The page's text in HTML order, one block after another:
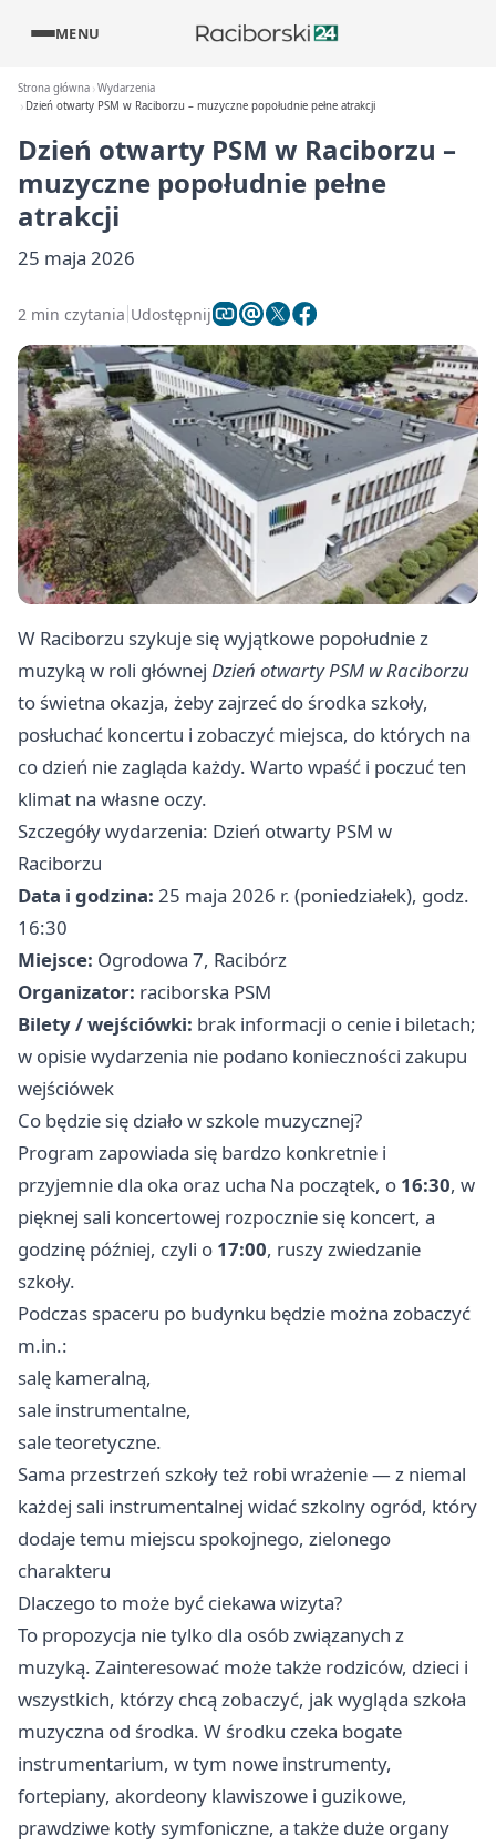
MENU
Strona główna Wydarzenia
Dzień otwarty PSM w Raciborzu – muzyczne popołudnie pełne atrakcji
Dzień otwarty PSM w Raciborzu –
muzyczne popołudnie pełne
atrakcji
25 maja 2026
2 min czytania Udostępnij
W Raciborzu szykuje się wyjątkowe popołudnie z
muzyką w roli głównej Dzień otwarty PSM w Raciborzu
to świetna okazja, żeby zajrzeć do środka szkoły,
posłuchać koncertu i zobaczyć miejsca, do których na
co dzień nie zagląda każdy. Warto wpaść i poczuć ten
klimat na własne oczy.
Szczegóły wydarzenia: Dzień otwarty PSM w
Raciborzu
Data i godzina: 25 maja 2026 r. (poniedziałek), godz.
16:30
Miejsce: Ogrodowa 7, Racibórz
Organizator: raciborska PSM
Bilety / wejściówki: brak informacji o cenie i biletach;
w opisie wydarzenia nie podano konieczności zakupu
wejściówek
Co będzie się działo w szkole muzycznej?
Program zapowiada się bardzo konkretnie i
przyjemnie dla oka oraz ucha Na początek, o 16:30, w
pięknej sali koncertowej rozpocznie się koncert, a
godzinę później, czyli o 17:00, ruszy zwiedzanie
szkoły.
Podczas spaceru po budynku będzie można zobaczyć
m.in.:
salę kameralną,
sale instrumentalne,
sale teoretyczne.
Sama przestrzeń szkoły też robi wrażenie — z niemal
każdej sali instrumentalnej widać szkolny ogród, który
dodaje temu miejscu spokojnego, zielonego
charakteru
Dlaczego to może być ciekawa wizyta?
To propozycja nie tylko dla osób związanych z
muzyką. Zainteresować może także rodziców, dzieci i
wszystkich, którzy chcą zobaczyć, jak wygląda szkoła
muzyczna od środka. W środku czeka bogate
instrumentarium, w tym nowe instrumenty,
fortepiany, akordeony klawiszowe i guzikowe,
prawdziwe kotły symfoniczne, a także duże organy